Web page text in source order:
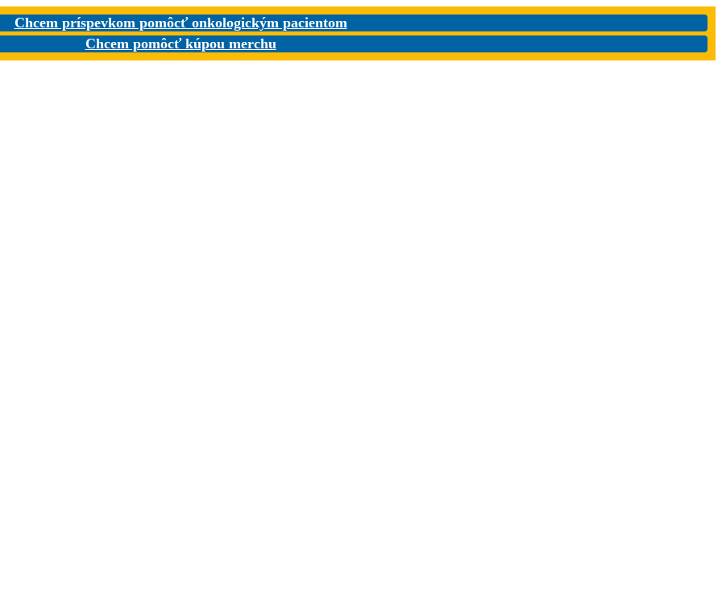
Chcem príspevkom pomôcť onkologickým pacientom
Chcem pomôcť kúpou merchu